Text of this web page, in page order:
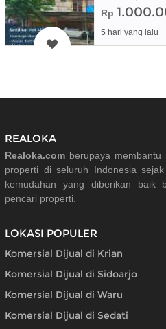
Rp
5 hari yang lalu
REALOKA
Realoka.com berupaya
properti di seluruh Indonesia
kemudahan yang diberikan baik
pencari properti.
LOKASI POPULER
Komersial Dijual di Krian
Komersial Dijual di Sidoarjo
Komersial Dijual di Waru
Komersial Dijual di Sedati